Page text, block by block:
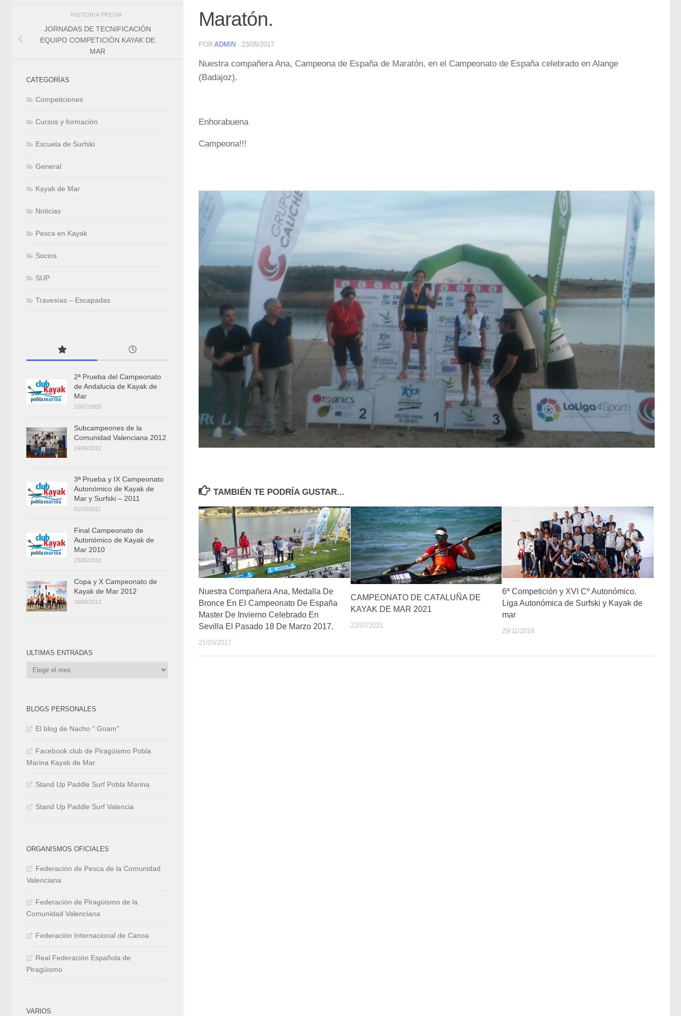
Maratón.
POR ADMIN · 23/05/2017
Nuestra compañera Ana, Campeona de España de Maratón, en el Campeonato de España celebrado en Alange
(Badajoz).
Enhorabuena
Campeona!!!
TAMBIÉN TE PODRÍA GUSTAR...
Nuestra Compañera Ana, Medalla De
Bronce En El Campeonato De España
Master De Invierno Celebrado En
Sevilla El Pasado 18 De Marzo 2017.
21/03/2017
CAMPEONATO DE CATALUÑA DE
KAYAK DE MAR 2021
22/07/2021
6ª Competición y XVI Cº Autonómico.
Liga Autonómica de Surfski y Kayak de
mar
29/11/2018
HISTORIA PREVIA
JORNADAS DE TECNIFICACIÓN
EQUIPO COMPETICIÓN KAYAK DE
MAR
CATEGORÍAS
Competiciones
Cursos y formación
Escuela de Surfski
General
Kayak de Mar
Noticias
Pesca en Kayak
Socios
SUP
Travesías – Escapadas
2ª Prueba del Campeonato
de Andalucia de Kayak de
Mar
10/07/2009
Subcampeones de la
Comunidad Valenciana 2012
24/09/2012
3ª Prueba y IX Campeonato
Autonómico de Kayak de
Mar y Surfski – 2011
01/10/2011
Final Campeonato de
Autonómico de Kayak de
Mar 2010
23/05/2010
Copa y X Campeonato de
Kayak de Mar 2012
16/09/2012
ULTIMAS ENTRADAS
Ultimas
BLOGS PERSONALES
El blog de Nacho " Goam"
Facebook club de Piragüismo Pobla
Marina Kayak de Mar
Stand Up Paddle Surf Pobla Marina
Stand Up Paddle Surf Valencia
ORGANISMOS OFICIALES
Federación de Pesca de la Comunidad
Valenciana
Federación de Piragüismo de la
Comunidad Valenciana
Federación Internacional de Canoa
Real Federación Española de
Piragüismo
VARIOS